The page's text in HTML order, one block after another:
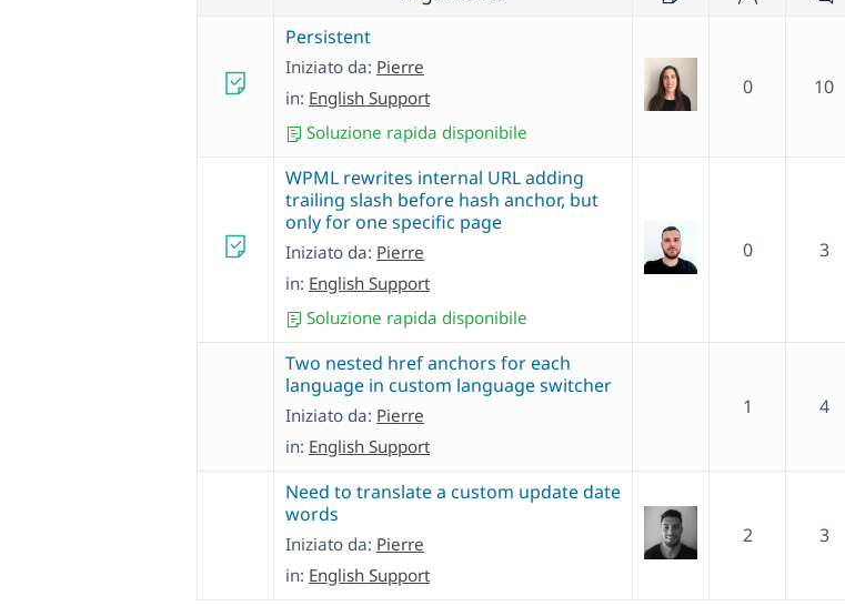
Persistent
Iniziato da: Pierre
in: English Support
Soluzione rapida disponibile
0 10
WPML rewrites internal URL adding
trailing slash before hash anchor, but
only for one specific page
Iniziato da: Pierre
in: English Support
Soluzione rapida disponibile
0 3
Two nested href anchors for each
language in custom language switcher
Iniziato da: Pierre
in: English Support
1 4
Need to translate a custom update date
words
Iniziato da: Pierre
in: English Support
2 3